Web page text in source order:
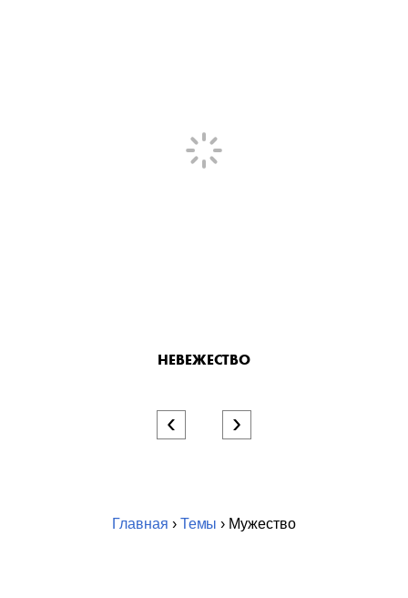
НЕВЕЖЕСТВО
‹ ›
Главная › Темы › Мужество